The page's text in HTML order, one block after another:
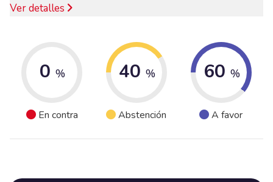
Ver detalles
0 %
En contra
40 %
Abstención
60 %
A favor